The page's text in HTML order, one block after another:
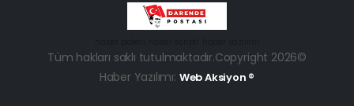
Tüm hakları saklı tutulmaktadır.Copyright 2026©
Haber Yazılımı: Web Aksiyon ®